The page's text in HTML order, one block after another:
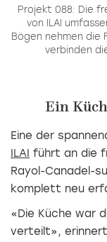
Projekt 088: Die
von ILAI
Bögen nehmen die
verbinden
Ein
Eine der
ILAI führt an die
Rayol-Canadel-
komplett neu
«Die Küche war
verteilt», erinnert